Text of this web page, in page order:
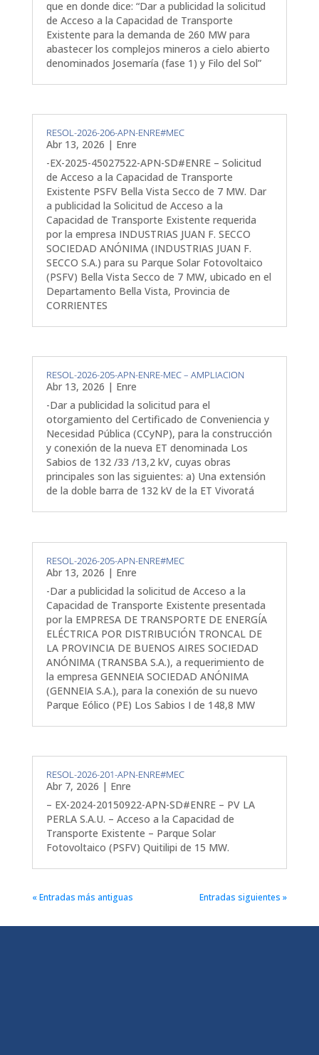
que en donde dice: “Dar a publicidad la solicitud
de Acceso a la Capacidad de Transporte
Existente para la demanda de 260 MW para
abastecer los complejos mineros a cielo abierto
denominados Josemaría (fase 1) y Filo del Sol”
RESOL-2026-206-APN-ENRE#MEC
Abr 13, 2026 | Enre
-EX-2025-45027522-APN-SD#ENRE – Solicitud
de Acceso a la Capacidad de Transporte
Existente PSFV Bella Vista Secco de 7 MW. Dar
a publicidad la Solicitud de Acceso a la
Capacidad de Transporte Existente requerida
por la empresa INDUSTRIAS JUAN F. SECCO
SOCIEDAD ANÓNIMA (INDUSTRIAS JUAN F.
SECCO S.A.) para su Parque Solar Fotovoltaico
(PSFV) Bella Vista Secco de 7 MW, ubicado en el
Departamento Bella Vista, Provincia de
CORRIENTES
RESOL-2026-205-APN-ENRE-MEC – AMPLIACION
Abr 13, 2026 | Enre
-Dar a publicidad la solicitud para el
otorgamiento del Certificado de Conveniencia y
Necesidad Pública (CCyNP), para la construcción
y conexión de la nueva ET denominada Los
Sabios de 132 /33 /13,2 kV, cuyas obras
principales son las siguientes: a) Una extensión
de la doble barra de 132 kV de la ET Vivoratá
RESOL-2026-205-APN-ENRE#MEC
Abr 13, 2026 | Enre
-Dar a publicidad la solicitud de Acceso a la
Capacidad de Transporte Existente presentada
por la EMPRESA DE TRANSPORTE DE ENERGÍA
ELÉCTRICA POR DISTRIBUCIÓN TRONCAL DE
LA PROVINCIA DE BUENOS AIRES SOCIEDAD
ANÓNIMA (TRANSBA S.A.), a requerimiento de
la empresa GENNEIA SOCIEDAD ANÓNIMA
(GENNEIA S.A.), para la conexión de su nuevo
Parque Eólico (PE) Los Sabios I de 148,8 MW
RESOL-2026-201-APN-ENRE#MEC
Abr 7, 2026 | Enre
– EX-2024-20150922-APN-SD#ENRE – PV LA
PERLA S.A.U. – Acceso a la Capacidad de
Transporte Existente – Parque Solar
Fotovoltaico (PSFV) Quitilipi de 15 MW.
« Entradas más antiguas Entradas siguientes »